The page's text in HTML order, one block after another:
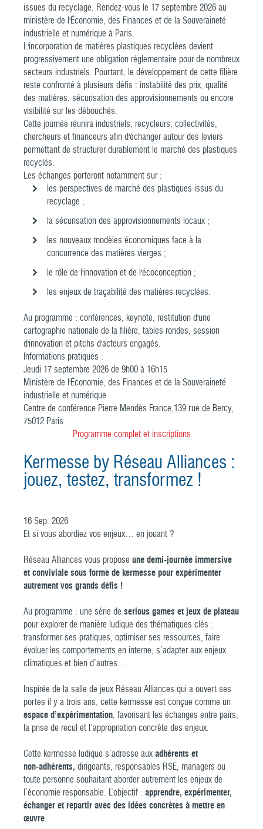
issues du recyclage. Rendez-vous le 17 septembre 2026 au
ministère de l'Économie, des Finances et de la Souveraineté
industrielle et numérique à Paris.
L'incorporation de matières plastiques recyclées devient
progressivement une obligation réglementaire pour de nombreux
secteurs industriels. Pourtant, le développement de cette filière
reste confronté à plusieurs défis : instabilité des prix, qualité
des matières, sécurisation des approvisionnements ou encore
visibilité sur les débouchés.
Cette journée réunira industriels, recycleurs, collectivités,
chercheurs et financeurs afin d'échanger autour des leviers
permettant de structurer durablement le marché des plastiques
recyclés.
Les échanges porteront notamment sur :
les perspectives de marché des plastiques issus du
recyclage ;
la sécurisation des approvisionnements locaux ;
les nouveaux modèles économiques face à la
concurrence des matières vierges ;
le rôle de l'innovation et de l'écoconception ;
les enjeux de traçabilité des matières recyclées.
Au programme : conférences, keynote, restitution d'une
cartographie nationale de la filière, tables rondes, session
d'innovation et pitchs d'acteurs engagés.
Informations pratiques :
Jeudi 17 septembre 2026 de 9h00 à 16h15
Ministère de l'Économie, des Finances et de la Souveraineté
industrielle et numérique
Centre de conférence Pierre Mendès France,139 rue de Bercy,
75012 Paris
Programme complet et inscriptions
Kermesse by Réseau Alliances :
jouez, testez, transformez !
16 Sep. 2026
Et si vous abordiez vos enjeux… en jouant ?
Réseau Alliances vous propose une demi-journée immersive
et conviviale sous forme de kermesse pour expérimenter
autrement vos grands défis !
Au programme : une série de serious games et jeux de plateau
pour explorer de manière ludique des thématiques clés :
transformer ses pratiques, optimiser ses ressources, faire
évoluer les comportements en interne, s’adapter aux enjeux
climatiques et bien d’autres…
Inspirée de la salle de jeux Réseau Alliances qui a ouvert ses
portes il y a trois ans, cette kermesse est conçue comme un
espace d’expérimentation, favorisant les échanges entre pairs,
la prise de recul et l’appropriation concrète des enjeux.
Cette kermesse ludique s’adresse aux adhérents et
non‑adhérents, dirigeants, responsables RSE, managers ou
toute personne souhaitant aborder autrement les enjeux de
l’économie responsable. L’objectif : apprendre, expérimenter,
échanger et repartir avec des idées concrètes à mettre en
œuvre.